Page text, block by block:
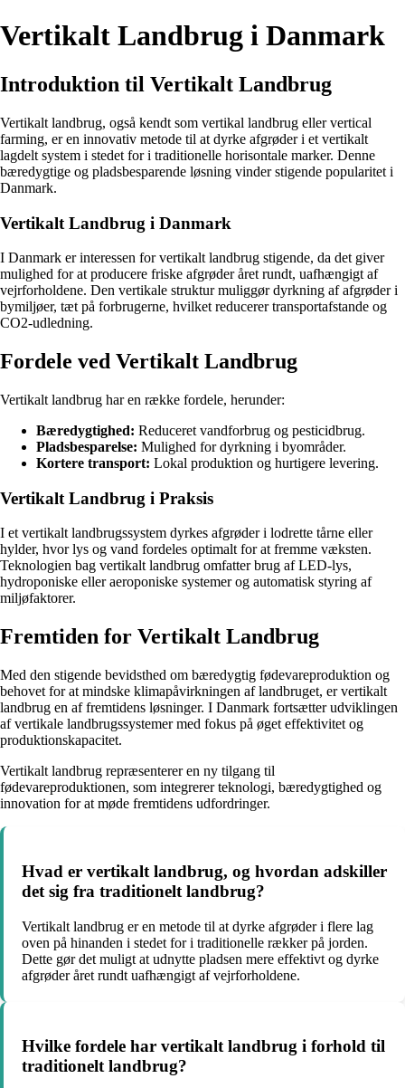
Vertikalt Landbrug i Danmark
Introduktion til Vertikalt Landbrug
Vertikalt landbrug, også kendt som vertikal landbrug eller vertical
farming, er en innovativ metode til at dyrke afgrøder i et vertikalt
lagdelt system i stedet for i traditionelle horisontale marker. Denne
bæredygtige og pladsbesparende løsning vinder stigende popularitet i
Danmark.
Vertikalt Landbrug i Danmark
I Danmark er interessen for vertikalt landbrug stigende, da det giver
mulighed for at producere friske afgrøder året rundt, uafhængigt af
vejrforholdene. Den vertikale struktur muliggør dyrkning af afgrøder i
bymiljøer, tæt på forbrugerne, hvilket reducerer transportafstande og
CO2-udledning.
Fordele ved Vertikalt Landbrug
Vertikalt landbrug har en række fordele, herunder:
Bæredygtighed: Reduceret vandforbrug og pesticidbrug.
Pladsbesparelse: Mulighed for dyrkning i byområder.
Kortere transport: Lokal produktion og hurtigere levering.
Vertikalt Landbrug i Praksis
I et vertikalt landbrugssystem dyrkes afgrøder i lodrette tårne eller
hylder, hvor lys og vand fordeles optimalt for at fremme væksten.
Teknologien bag vertikalt landbrug omfatter brug af LED-lys,
hydroponiske eller aeroponiske systemer og automatisk styring af
miljøfaktorer.
Fremtiden for Vertikalt Landbrug
Med den stigende bevidsthed om bæredygtig fødevareproduktion og
behovet for at mindske klimapåvirkningen af landbruget, er vertikalt
landbrug en af fremtidens løsninger. I Danmark fortsætter udviklingen
af vertikale landbrugssystemer med fokus på øget effektivitet og
produktionskapacitet.
Vertikalt landbrug repræsenterer en ny tilgang til
fødevareproduktionen, som integrerer teknologi, bæredygtighed og
innovation for at møde fremtidens udfordringer.
Hvad er vertikalt landbrug, og hvordan adskiller
det sig fra traditionelt landbrug?
Vertikalt landbrug er en metode til at dyrke afgrøder i flere lag
oven på hinanden i stedet for i traditionelle rækker på jorden.
Dette gør det muligt at udnytte pladsen mere effektivt og dyrke
afgrøder året rundt uafhængigt af vejrforholdene.
Hvilke fordele har vertikalt landbrug i forhold til
traditionelt landbrug?